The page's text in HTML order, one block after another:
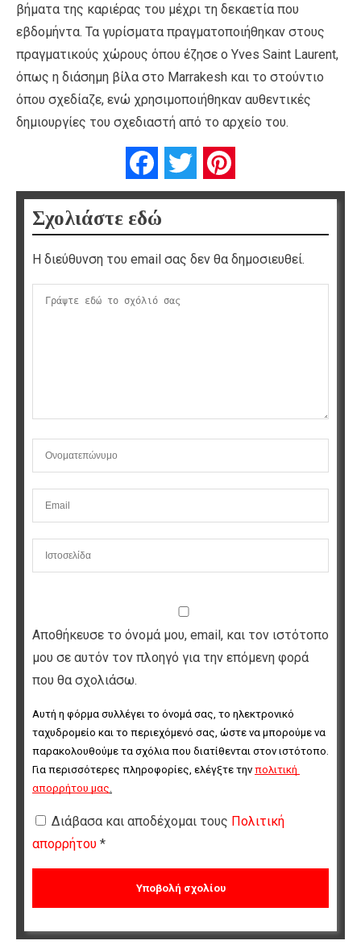
βήματα της καριέρας του μέχρι τη δεκαετία που
εβδομήντα. Τα γυρίσματα πραγματοποιήθηκαν στους
πραγματικούς χώρους όπου έζησε ο Yves Saint Laurent,
όπως η διάσημη βίλα στο Marrakesh και το στούντιο
όπου σχεδίαζε, ενώ χρησιμοποιήθηκαν αυθεντικές
δημιουργίες του σχεδιαστή από το αρχείο του.
FacebookTwitter
Σχολιάστε εδώ
Η διεύθυνση του email σας δεν θα δημοσιευθεί.
Αποθήκευσε το όνομά μου, email, και τον ιστότοπο
μου σε αυτόν τον πλοηγό για την επόμενη φορά
που θα σχολιάσω.
Αυτή η φόρμα συλλέγει το όνομά σας, το ηλεκτρονικό
ταχυδρομείο και το περιεχόμενό σας, ώστε να μπορούμε να
παρακολουθούμε τα σχόλια που διατίθενται στον ιστότοπο.
Για περισσότερες πληροφορίες, ελέγξτε την πολιτική
απορρήτου μας
Διάβασα και αποδέχομαι τους Πολιτική
απορρήτου *